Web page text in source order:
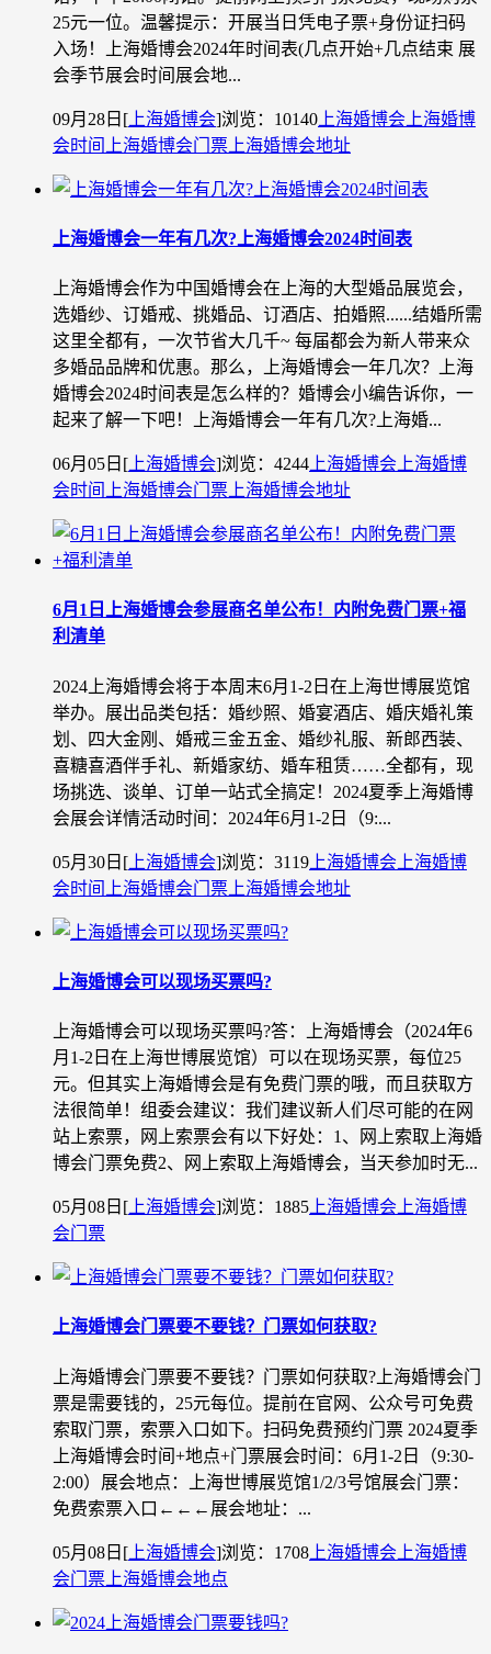
25元一位。温馨提示：开展当日凭电子票+身份证扫码
入场！上海婚博会2024年时间表(几点开始+几点结束 展
会季节展会时间展会地...
09月28日 [ 上海婚博会]浏览：10140 上海婚博会 上海婚博
会时间
上海婚博会门票 上海婚博会地址
上海婚博会一年有几次?上海婚博会2024时间表
上海婚博会作为中国婚博会在上海的大型婚品展览会，
选婚纱、订婚戒、挑婚品、订酒店、拍婚照......结婚所需
这里全都有，一次节省大几千~ 每届都会为新人带来众
多婚品品牌和优惠。那么，上海婚博会一年几次？上海
婚博会2024时间表是怎么样的？婚博会小编告诉你，一
起来了解一下吧！上海婚博会一年有几次?上海婚...
06月05日 [ 上海婚博会]浏览：4244 上海婚博会 上海婚博
会时间
上海婚博会门票 上海婚博会地址
6月1日上海婚博会参展商名单公布！内附免费门票+福
利清单
2024上海婚博会将于本周末6月1-2日在上海世博展览馆
举办。展出品类包括：婚纱照、婚宴酒店、婚庆婚礼策
划、四大金刚、婚戒三金五金、婚纱礼服、新郎西装、
喜糖喜酒伴手礼、新婚家纺、婚车租赁……全都有，现
场挑选、谈单、订单一站式全搞定！2024夏季上海婚博
会展会详情活动时间：2024年6月1-2日（9:...
05月30日 [ 上海婚博会]浏览：3119 上海婚博会 上海婚博
会时间
上海婚博会门票 上海婚博会地址
上海婚博会可以现场买票吗?
上海婚博会可以现场买票吗?答：上海婚博会（2024年6
月1-2日在上海世博展览馆）可以在现场买票，每位25
元。但其实上海婚博会是有免费门票的哦，而且获取方
法很简单！组委会建议：我们建议新人们尽可能的在网
站上索票，网上索票会有以下好处：1、网上索取上海婚
博会门票免费2、网上索取上海婚博会，当天参加时无...
05月08日 [ 上海婚博会]浏览：1885 上海婚博会 上海婚博
会门票
上海婚博会门票要不要钱？门票如何获取?
上海婚博会门票要不要钱？门票如何获取?上海婚博会门
票是需要钱的，25元每位。提前在官网、公众号可免费
索取门票，索票入口如下。扫码免费预约门票 2024夏季
上海婚博会时间+地点+门票展会时间：6月1-2日（9:30-
2:00）展会地点：上海世博展览馆1/2/3号馆展会门票：
免费索票入口←←←展会地址：...
05月08日 [ 上海婚博会]浏览：1708 上海婚博会 上海婚博
会门票 上海婚博会地点